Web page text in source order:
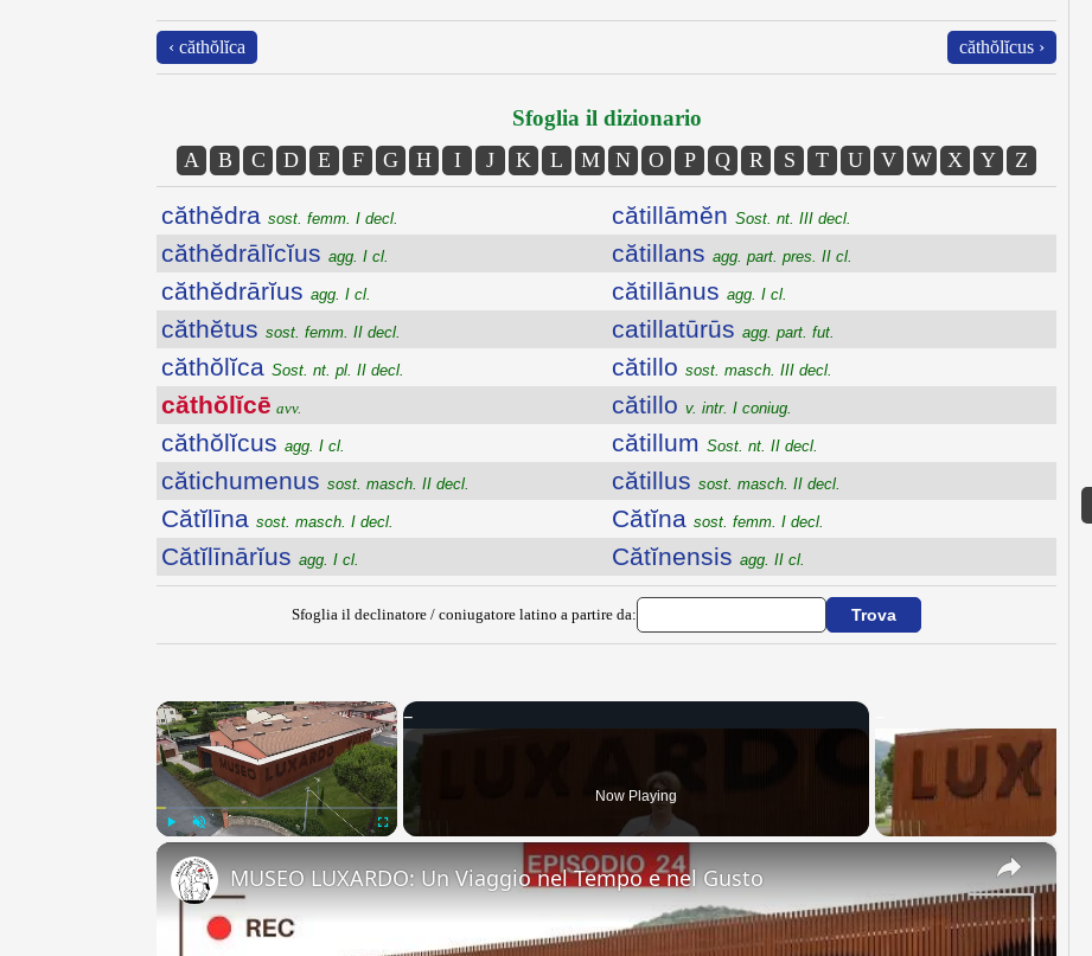
‹ căthŏlĭca căthŏlĭcus ›
Sfoglia il dizionario
A B C D E F G H I J K L M N O P Q R S T U V W X Y Z
căthĕdra sost. femm. I decl.
căthĕdrālĭcĭus agg. I cl.
căthĕdrārĭus agg. I cl.
căthĕtus sost. femm. II decl.
căthŏlĭca Sost. nt. pl. II decl.
căthŏlĭcē avv.
căthŏlĭcus agg. I cl.
cătichumenus sost. masch. II decl.
Cătĭlīna sost. masch. I decl.
Cătĭlīnārĭus agg. I cl.
cătillāmĕn Sost. nt. III decl.
cătillans agg. part. pres. II cl.
cătillānus agg. I cl.
catillatūrūs agg. part. fut.
cătillo sost. masch. III decl.
cătillo v. intr. I coniug.
cătillum Sost. nt. II decl.
cătillus sost. masch. II decl.
Cătĭna sost. femm. I decl.
Cătĭnensis agg. II cl.
Sfoglia il declinatore / coniugatore latino a partire da:
×
Now Playing
×
MUSEO LUXARDO: Un Viaggio nel Tempo e nel Gusto